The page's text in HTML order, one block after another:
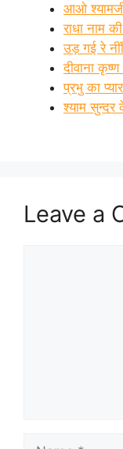
आओ
राधा नाम
उड़ गई रे
दीवाना
प्रभु का
श्याम सुन्दर
Leave a